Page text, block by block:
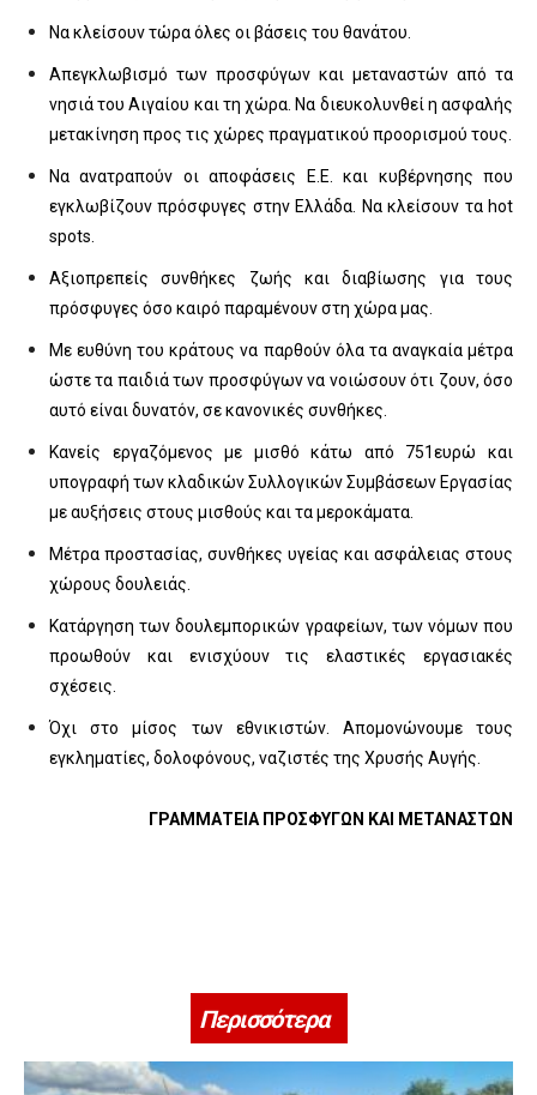
Να κλείσουν τώρα όλες οι βάσεις του θανάτου.
Απεγκλωβισμό των προσφύγων και μεταναστών από τα
νησιά του Αιγαίου και τη χώρα. Να διευκολυνθεί η ασφαλής
μετακίνηση προς τις χώρες πραγματικού προορισμού τους.
Να ανατραπούν οι αποφάσεις Ε.Ε. και κυβέρνησης που
εγκλωβίζουν πρόσφυγες στην Ελλάδα. Nα κλείσουν τα hot
spots.
Αξιοπρεπείς συνθήκες ζωής και διαβίωσης για τους
πρόσφυγες όσο καιρό παραμένουν στη χώρα μας.
Με ευθύνη του κράτους να παρθούν όλα τα αναγκαία μέτρα
ώστε τα παιδιά των προσφύγων να νοιώσουν ότι ζουν, όσο
αυτό είναι δυνατόν, σε κανονικές συνθήκες.
Κανείς εργαζόμενος με μισθό κάτω από 751ευρώ και
υπογραφή των κλαδικών Συλλογικών Συμβάσεων Εργασίας
με αυξήσεις στους μισθούς και τα μεροκάματα.
Μέτρα προστασίας, συνθήκες υγείας και ασφάλειας στους
χώρους δουλειάς.
Κατάργηση των δουλεμπορικών γραφείων, των νόμων που
προωθούν και ενισχύουν τις ελαστικές εργασιακές
σχέσεις.
Όχι στο μίσος των εθνικιστών. Απομονώνουμε τους
εγκληματίες, δολοφόνους, ναζιστές της Χρυσής Αυγής.
ΓΡΑΜΜΑΤΕΙΑ ΠΡΟΣΦΥΓΩΝ ΚΑΙ ΜΕΤΑΝΑΣΤΩΝ
Περισσότερα